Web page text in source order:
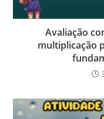
Avaliação
multiplicação